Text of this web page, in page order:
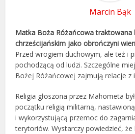
Marcin Bąk
Matka Boża Różańcowa traktowana
chrześcijańskim jako obrończyni
Przed wrogiem duchowym, ale też i
pochodzącą od ludzi. Szczególne
Bożej Różańcowej zajmują relacje z
Religia głoszona przez Mahometa
początku religią militarną,
i wykorzystującą przemoc do
terytoriów. Wystarczy powiedzieć, że